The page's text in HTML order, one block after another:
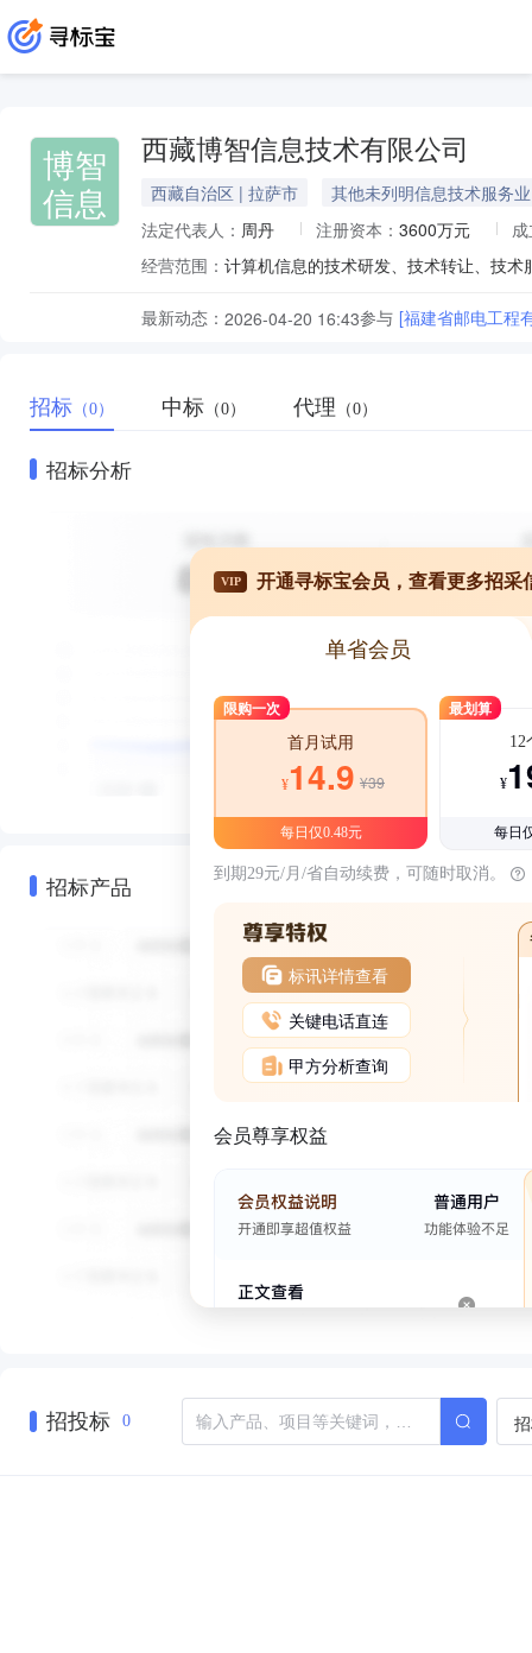
博智
信息
西藏博智信息技术有限公司
西藏自治区 | 拉萨市
其他未列明信息技术服务业
法定代表人： 周丹 注册资本： 3600万元
经营范围：
最新动态： 2026-04-20 16:43参与 [福建省邮电工程
招标 （0） 中标 （0） 代理 （0）
招标分析
招标产品
VIP 开通寻标宝会员，查看更多招采
单省会员
限购一次
首月试用
¥14.9 ¥39
每日仅0.48元
最划算
12
¥
每日
到期29元/月/省自动续费，可随时取消。
标讯详情查看
关键电话直连
甲方分析查询
会员尊享权益
招投标 0